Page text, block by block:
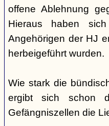
offene Ablehnung
Hieraus haben
Angehörigen der HJ
herbeigeführt wurden.
Wie stark die
ergibt sich schon
Gefängniszellen die